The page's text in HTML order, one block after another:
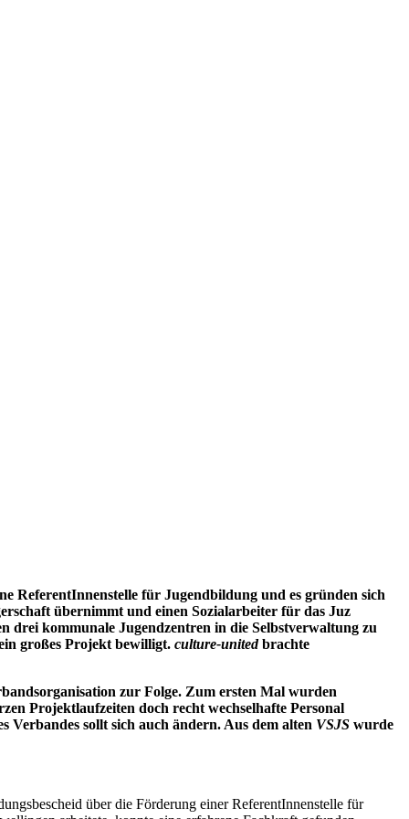
ReferentInnenstelle für Jugendbildung und es gründen sich
übernimmt und einen Sozialarbeiter für das Juz
drei kommunale Jugendzentren in die Selbstverwaltung zu
großes Projekt bewilligt. culture-unitedbrachte
zur Folge. Zum ersten Mal wurden
Projektlaufzeiten doch recht wechselhafte Personal
sollt sich auch ändern. Aus dem alten VSJS wurde
über die Förderung einer ReferentInnenstelle für